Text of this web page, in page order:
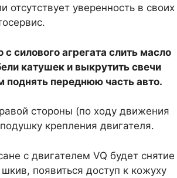
уверенность в своих
силового агрегата слить масло
катушек и выкрутить свечи
поднять переднюю часть авто.
стороны (по ходу движения
крепления двигателя.
с двигателем VQ будет снятие
появиться доступ к кожуху